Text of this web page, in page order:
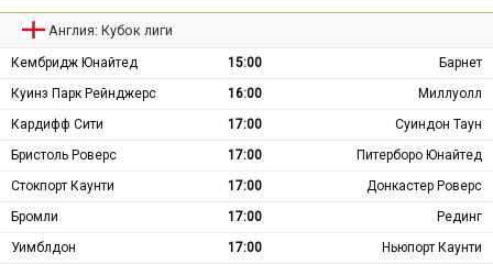
Англия: Кубок лиги
Кембридж Юнайтед 15:00
Барнет
Куинз Парк Рейнджерс
16:00
Миллуолл
Кардифф Сити
17:00
Суиндон Таун
Бристоль Роверс
17:00
Питерборо Юнайтед
Стокпорт Каунти
17:00
Донкастер Роверс
Бромли
17:00
Рединг
Уимблдон
17:00
Ньюпорт Каунти